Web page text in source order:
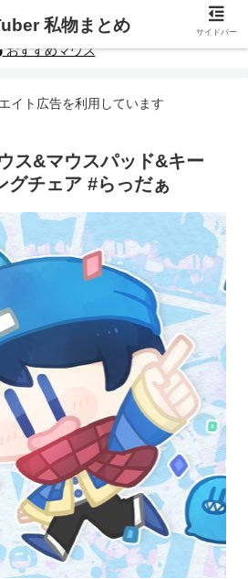
ンフルエンサーの私物まとめです。
おすすめマウス
イト広告を利用しています
ス&マウスパッド&キー
グチェア #らっだぁ
私物まとめ サイドバー